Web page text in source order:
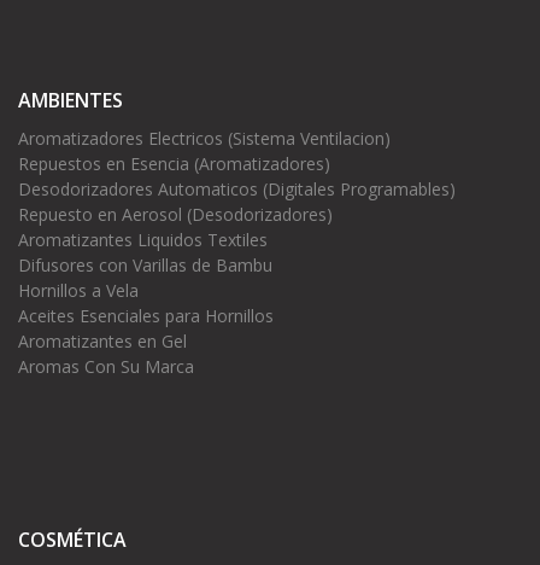
AMBIENTES
Aromatizadores Electricos (Sistema Ventilacion)
Repuestos en Esencia (Aromatizadores)
Desodorizadores Automaticos (Digitales Programables)
Repuesto en Aerosol (Desodorizadores)
Aromatizantes Liquidos Textiles
Difusores con Varillas de Bambu
Hornillos a Vela
Aceites Esenciales para Hornillos
Aromatizantes en Gel
Aromas Con Su Marca
COSMÉTICA